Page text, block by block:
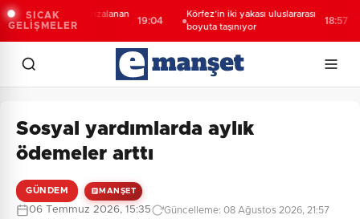
SICAK
GELİŞMELER
açıklarında arızalanan
kurtarıldı
19:04
Körfez’in iki yakası uluslararası
boyuta taşınıyor
18:57
Sosyal yardımlarda aylık
ödemeler arttı
GÜNDEM MANŞET
06 Temmuz 2026, 15:35 Güncelleme: 08 Ağustos 2026, 21:57